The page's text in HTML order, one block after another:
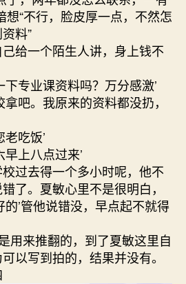
想“不行，脸皮厚一点，不然怎
料”
给一个陌生人讲，身上钱不
下专业课资料吗？万分感激’
吧。我原来的资料都没扔，
吃饭’
上八点过来’
过去得一个多小时呢，他不
了。夏敏心里不是很明白，
的’管他说错没，早点起不就得
用来推翻的，到了夏敏这里自
以写到拍的，结果并没有。